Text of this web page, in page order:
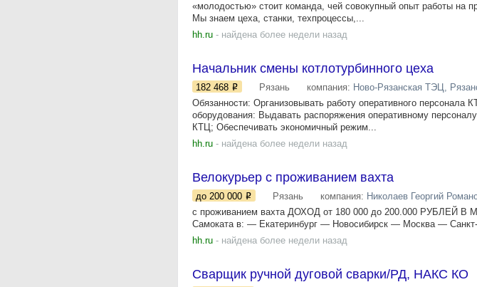
«молодостью» стоит команда, чей совокупный опыт работы на
Мы знаем цеха, станки, техпроцессы,...
hh.ru - найдена более недели назад
Начальник смены котлотурбинного цеха
182 468 Рязань компания: Ново-Рязанская ТЭЦ,
Обязанности: Организовывать работу оперативного персонала
оборудования: Выдавать распоряжения оперативному
КТЦ; Обеспечивать экономичный режим...
hh.ru - найдена более недели назад
Велокурьер с проживанием вахта
до 200 000 Рязань компания: Николаев Георгий
с проживанием вахта ДОХОД от 180 000 до 200.000 РУБЛЕЙ В
Самоката в: — Екатеринбург — Новосибирск — Москва —
hh.ru - найдена более недели назад
Сварщик ручной дуговой сварки/РД, НАКС КО